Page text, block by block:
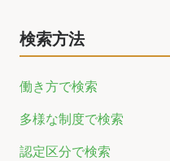
検索方法
働き方で検索
多様な制度で検索
認定区分で検索